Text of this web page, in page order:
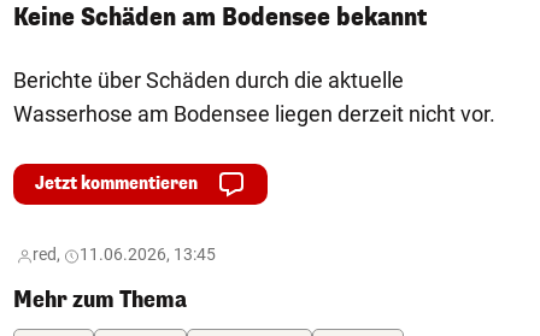
Keine Schäden am Bodensee bekannt
Berichte über Schäden durch die aktuelle
Wasserhose am Bodensee liegen derzeit nicht vor.
Jetzt kommentieren
red, 11.06.2026, 13:45
Mehr zum Thema